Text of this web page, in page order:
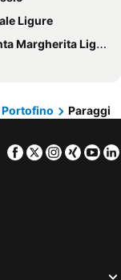
Ligure
Margherita Ligure
Portofino Paraggi
Facebook
TwitterXing